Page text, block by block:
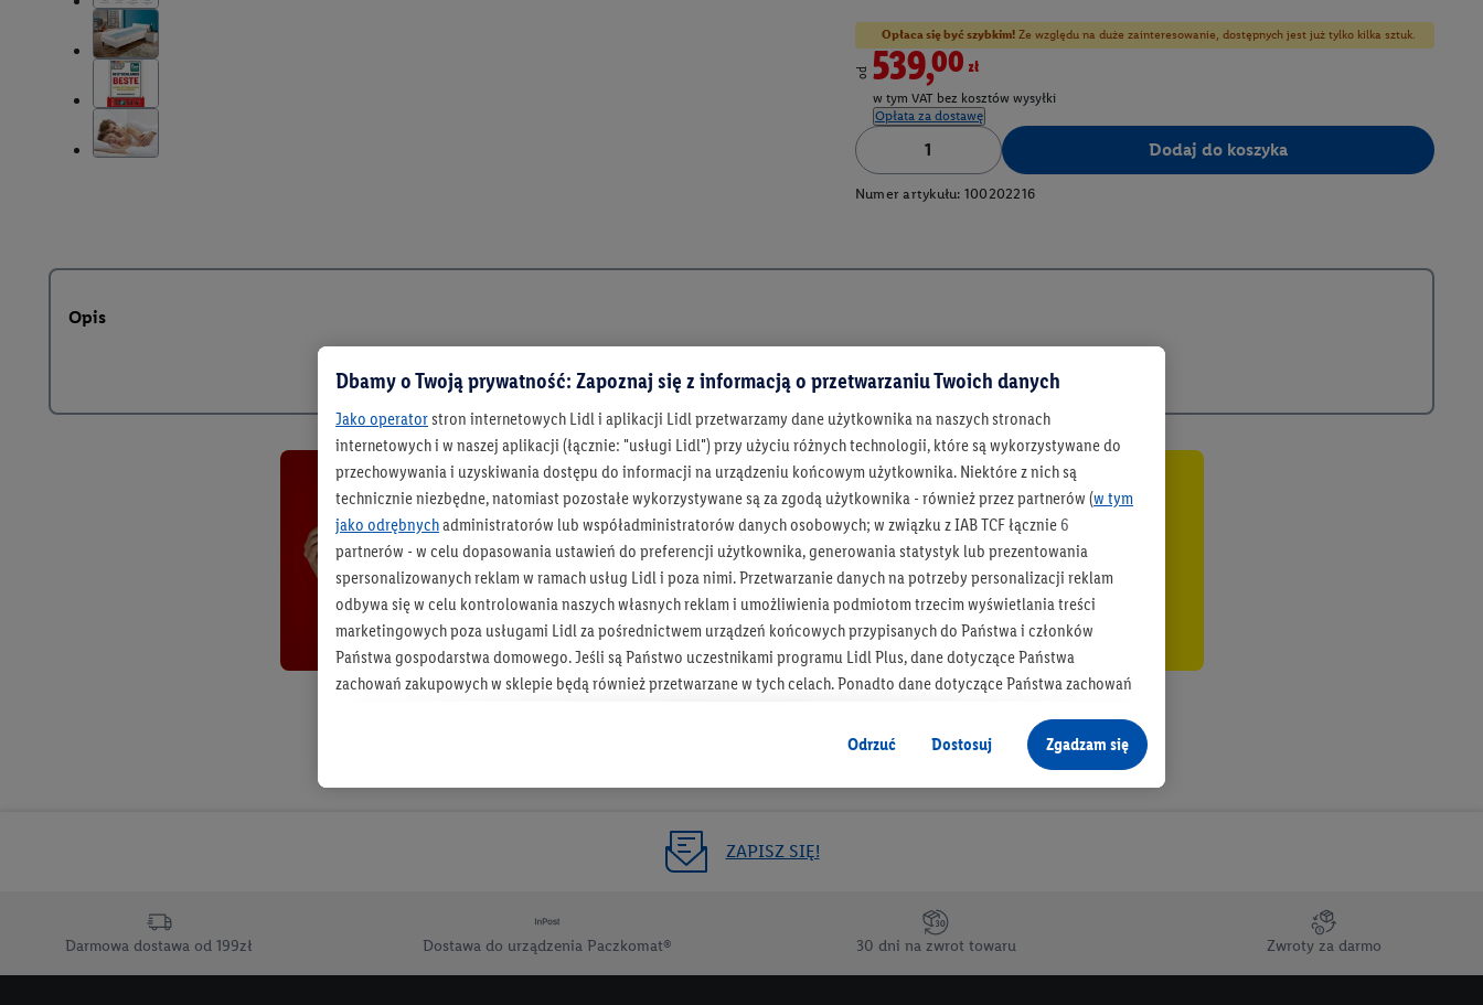
Opłaca się być szybkim!Ze względu na duże zainteresowanie, dostępnych jest już tylko kilka sztuk.
od 539,00zł
w tym VAT bez kosztów wysyłki
Opłata za dostawę
Dodaj do koszyka
Numer artykułu: 100202216
Opis
Bądź na bieżąco
Otrzymuj newsletter Lidla
Zapisz się!
ZAPISZ SIĘ!
Darmowa dostawa od 199zł Dostawa do urządzenia Paczkomat® 30 dni na zwrot towaru Zwroty za darmo
Dbamy o Twoją prywatność: Zapoznaj się z informacją o przetwarzaniu Twoich danych
Jako operatorstron internetowych Lidl i aplikacji Lidl przetwarzamy dane użytkownika na naszych stronach
internetowych i w naszej aplikacji (łącznie: "usługi Lidl") przy użyciu różnych technologii, które są wykorzystywane do
przechowywania i uzyskiwania dostępu do informacji na urządzeniu końcowym użytkownika. Niektóre z nich są
technicznie niezbędne, natomiast pozostałe wykorzystywane są za zgodą użytkownika - również przez partnerów (w tym
jako odrębnychadministratorów lub współadministratorów danych osobowych; w związku z IAB TCF łącznie 6
partnerów - w celu dopasowania ustawień do preferencji użytkownika, generowania statystyk lub prezentowania
spersonalizowanych reklam w ramach usług Lidl i poza nimi. Przetwarzanie danych na potrzeby personalizacji reklam
odbywa się w celu kontrolowania naszych własnych reklam i umożliwienia podmiotom trzecim wyświetlania treści
marketingowych poza usługami Lidl za pośrednictwem urządzeń końcowych przypisanych do Państwa i członków
Państwa gospodarstwa domowego. Jeśli są Państwo uczestnikami programu Lidl Plus, dane dotyczące Państwa
zachowań zakupowych w sklepie będą również przetwarzane w tych celach. Ponadto dane dotyczące Państwa zachowań
jako niezależny administrator danych
Tworzenie spersonalizowanych reklam opiera się na generowaniu profili, które są również wzbogacane o dane z innych
informacji z konta klienta - np. wieku lub płci - a także dokładnych danych dotyczących lokalizacji), również przez różne
urządzenia końcowe i usługi Lidl, w tym przechowywanie lub uzyskiwanie dostępu do informacji na urządzeniach
przetwarzanie odbywa się również w celu pomiaru wydajności/skuteczności reklamy, badania grup docelowych,
opracowywania ofert oraz zapewnienia bezpieczeństwa technicznego i optymalizacji wyświetlania konkretnych treści.
Odrzuć Dostosuj Zgadzam się